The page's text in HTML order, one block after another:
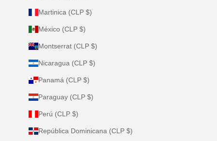
Martinica (CLP $)
México (CLP $)
Montserrat (CLP $)
Nicaragua (CLP $)
Panamá (CLP $)
Paraguay (CLP $)
Perú (CLP $)
República Dominicana (CLP $)